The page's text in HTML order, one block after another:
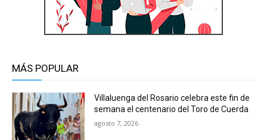
MÁS POPULAR
Villaluenga del Rosario celebra este fin de
semana el centenario del Toro de Cuerda
agosto 7, 2026